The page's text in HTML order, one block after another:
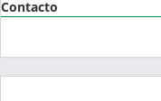
Contacto